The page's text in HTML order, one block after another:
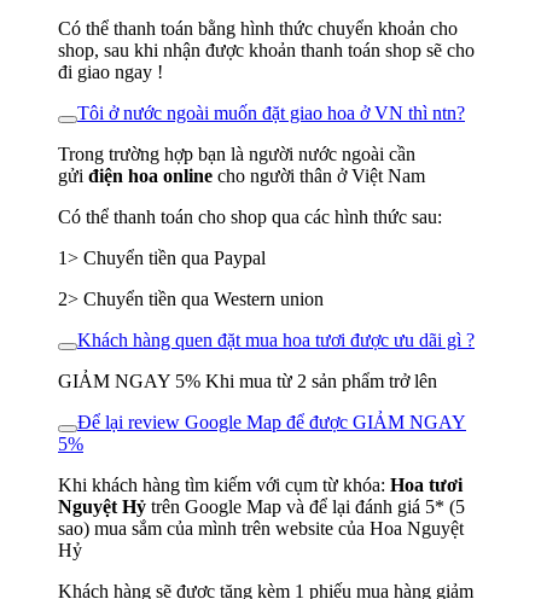
Có thể thanh toán bằng hình thức chuyển khoản cho
shop, sau khi nhận được khoản thanh toán shop sẽ cho
đi giao ngay !
Tôi ở nước ngoài muốn đặt giao hoa ở VN thì ntn?
Trong trường hợp bạn là người nước ngoài cần
gửi điện hoa online cho người thân ở Việt Nam
Có thể thanh toán cho shop qua các hình thức sau:
1> Chuyển tiền qua Paypal
2> Chuyển tiền qua Western union
Khách hàng quen đặt mua hoa tươi được ưu dãi gì ?
GIẢM NGAY 5% Khi mua từ 2 sản phẩm trở lên
Để lại review Google Map để được GIẢM NGAY
5%
Khi khách hàng tìm kiếm với cụm từ khóa: Hoa tươi
Nguyệt Hỷ trên Google Map và để lại đánh giá 5* (5
sao) mua sắm của mình trên website của Hoa Nguyệt
Hỷ
Khách hàng sẽ được tặng kèm 1 phiếu mua hàng giảm